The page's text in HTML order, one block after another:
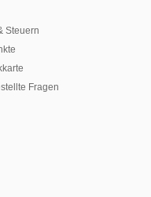
Steuern
Fragen